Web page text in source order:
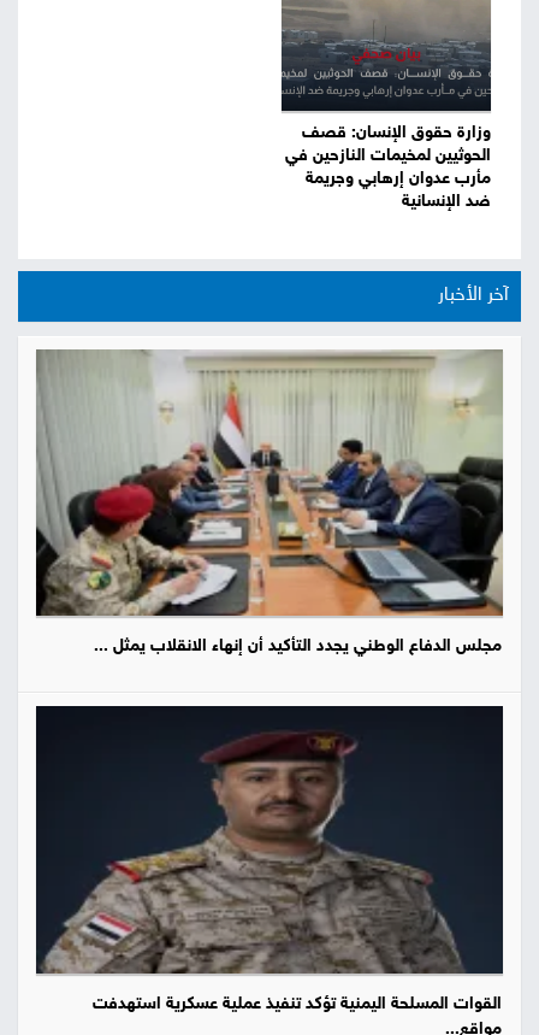
وزارة حقوق الإنسان: قصف
الحوثيين لمخيمات النازحين في
مأرب عدوان إرهابي وجريمة
ضد الإنسانية
آخر الأخبار
مجلس الدفاع الوطني يجدد التأكيد أن إنهاء الانقلاب يمثل ...
القوات المسلحة اليمنية تؤكد تنفيذ عملية عسكرية استهدفت
مواقع...